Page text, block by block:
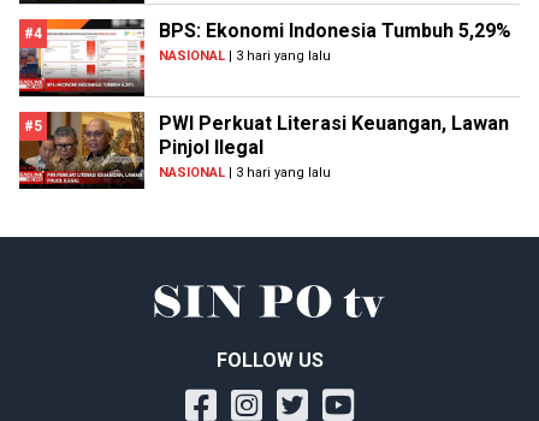
#4 BPS: Ekonomi Indonesia Tumbuh 5,29%
NASIONAL | 3 hari yang lalu
#5
PWI Perkuat Literasi Keuangan, Lawan
Pinjol Ilegal
NASIONAL | 3 hari yang lalu
FOLLOW US